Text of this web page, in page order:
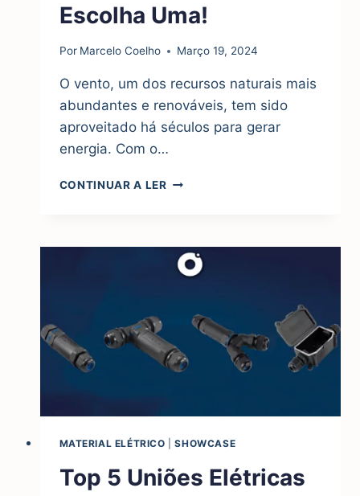
Escolha Uma!
Por Marcelo Coelho Março 19, 2024
O vento, um dos recursos naturais mais
abundantes e renováveis, tem sido
aproveitado há séculos para gerar
energia. Com o…
CONTINUAR A LER3
UMA!
MATERIAL ELÉTRICO |SHOWCASE
Top 5 Uniões Elétricas